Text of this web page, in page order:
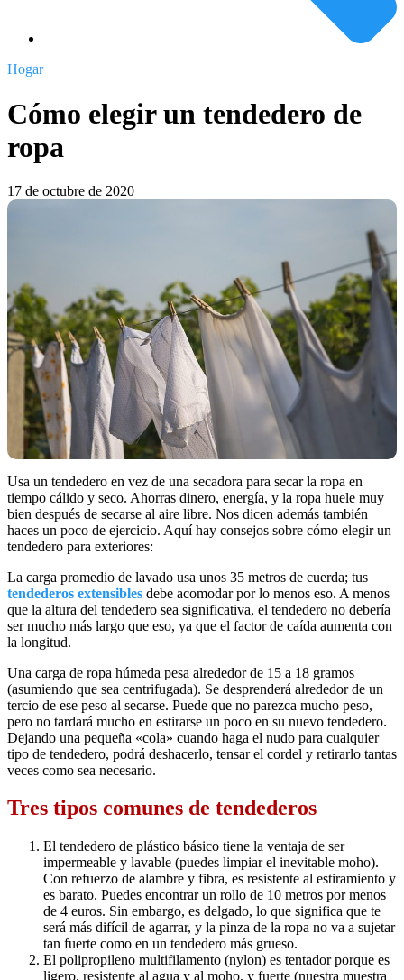
Hogar
Cómo elegir un tendedero de
ropa
17 de octubre de 2020
Usa un tendedero en vez de una secadora para secar la ropa en
tiempo cálido y seco. Ahorras dinero, energía, y la ropa huele muy
bien después de secarse al aire libre. Nos dicen además también
haces un poco de ejercicio. Aquí hay consejos sobre cómo elegir un
tendedero para exteriores:
La carga promedio de lavado usa unos 35 metros de cuerda; tus
tendederos extensibles debe acomodar por lo menos eso. A menos
que la altura del tendedero sea significativa, el tendedero no debería
ser mucho más largo que eso, ya que el factor de caída aumenta con
la longitud.
Una carga de ropa húmeda pesa alrededor de 15 a 18 gramos
(asumiendo que sea centrifugada). Se desprenderá alrededor de un
tercio de ese peso al secarse. Puede que no parezca mucho peso,
pero no tardará mucho en estirarse un poco en su nuevo tendedero.
Dejando una pequeña «cola» cuando haga el nudo para cualquier
tipo de tendedero, podrá deshacerlo, tensar el cordel y retirarlo tantas
veces como sea necesario.
Tres tipos comunes de tendederos
El tendedero de plástico básico tiene la ventaja de ser
impermeable y lavable (puedes limpiar el inevitable moho).
Con refuerzo de alambre y fibra, es resistente al estiramiento y
es barato. Puedes encontrar un rollo de 10 metros por menos
de 4 euros. Sin embargo, es delgado, lo que significa que te
será más difícil de agarrar, y la pinza de la ropa no va a sujetar
tan fuerte como en un tendedero más grueso.
El polipropileno multifilamento (nylon) es tentador porque es
ligero, resistente al agua y al moho, y fuerte (nuestra muestra